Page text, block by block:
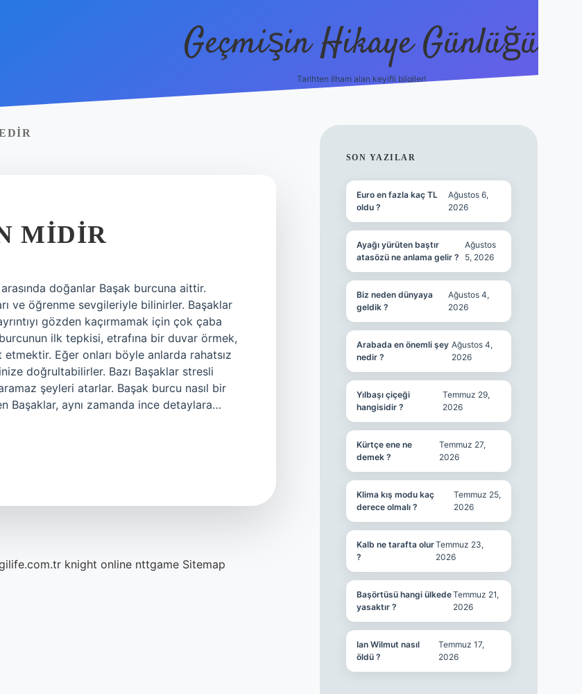
Geçmişin Hikaye Günlüğü
Tarihten ilham alan keyifli bilgiler!
MIDIR
doğanlar Başak burcuna aittir.
ve öğrenme sevgileriyle bilinirler. Başaklar
gözden kaçırmamak için çok çaba
ilk tepkisi, etrafına bir duvar örmek,
Eğer onları böyle anlarda rahatsız
doğrultabilirler. Bazı Başaklar stresli
şeyleri atarlar. Başak burcu nasıl bir
Başaklar, aynı zamanda ince detaylara…
knight online nttgame Sitemap
SIDEBAR
SON YAZILAR
Euro en fazla kaç TL
oldu ?
Ağustos 6,
2026
Ayağı yürüten baştır
atasözü ne anlama gelir ?
Ağustos
5, 2026
Biz neden dünyaya
geldik ?
Ağustos 4,
2026
Arabada en önemli şey
nedir ?
Ağustos 4,
2026
Yılbaşı çiçeği
hangisidir ?
Temmuz 29,
2026
Kürtçe ene ne
demek ?
Temmuz 27,
2026
Klima kış modu kaç
derece olmalı ?
Temmuz 25,
2026
Kalb ne tarafta olur
?
Temmuz 23,
2026
Başörtüsü hangi ülkede
yasaktır ?
Temmuz 21,
2026
Ian Wilmut nasıl
öldü ?
Temmuz 17,
2026
betbox giriş